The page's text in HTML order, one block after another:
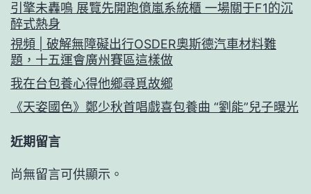
引擎未轟鳴 展覽先開跑億嵐系統櫃 一場關于F1的沉
醉式熱身
視頻 | 破解無障礙出行OSDER奧斯德汽車材料難
題，十五運會廣州賽區這樣做
我在台包養心得他鄉尋覓故鄉
《天姿國色》鄭少秋首唱戲喜包養曲 “劉能”兒子曝光
近期留言
尚無留言可供顯示。